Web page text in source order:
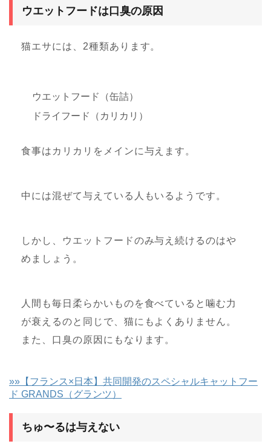
ウエットフードは口臭の原因
猫エサには、2種類あります。
ウエットフード（缶詰）
ドライフード（カリカリ）
食事はカリカリをメインに与えます。
中には混ぜて与えている人もいるようです。
しかし、ウエットフードのみ与え続けるのはや
めましょう。
人間も毎日柔らかいものを食べていると噛む力
が衰えるのと同じで、猫にもよくありません。
また、口臭の原因にもなります。
»»【フランス×日本】共同開発のスペシャルキャットフー
ド GRANDS（グランツ）
ちゅ〜るは与えない